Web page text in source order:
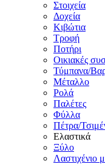
Στοιχεία
Δοχεία
Κιβώτια
Τροφή
Ποτήρι
Οικιακές
Τύμπανα/
Μέταλλο
Ρολά
Παλέτες
Φύλλα
Πέτρα/
Ελαστικά
Ξύλο
Λαστιχένιο